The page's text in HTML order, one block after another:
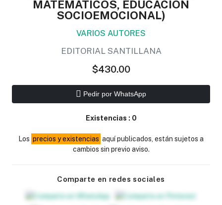
MATEMATICOS, EDUCACION
SOCIOEMOCIONAL)
VARIOS AUTORES
EDITORIAL SANTILLANA
$430.00
Pedir por WhatsApp
Existencias : 0
Los precios y existencias aquí publicados, están sujetos a
cambios sin previo aviso.
Comparte en redes sociales